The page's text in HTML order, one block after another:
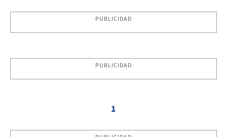
PUBLICIDAD
PUBLICIDAD
1